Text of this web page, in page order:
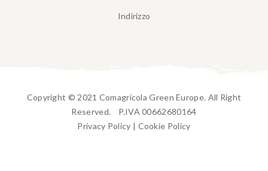
Indirizzo
Copyright © 2021 Comagricola Green Europe. All Right
Reserved. P.IVA 00662680164
Privacy Policy | Cookie Policy